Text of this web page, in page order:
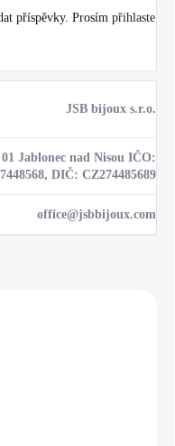
příspěvky. Prosím přihlaste
JSB bijoux s.r.o.
Jablonec nad Nisou IČO:
DIČ: CZ274485689
office@jsbbijoux.com